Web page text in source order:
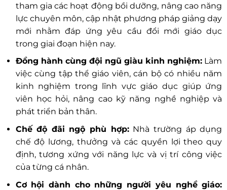
tham gia các hoạt động bồi dưỡng, nâng cao năng
lực chuyên môn, cập nhật phương pháp giảng dạy
mới nhằm đáp ứng yêu cầu đổi mới giáo dục
trong giai đoạn hiện nay.
Đồng hành cùng đội ngũ giàu kinh nghiệm: Làm
việc cùng tập thể giáo viên, cán bộ có nhiều năm
kinh nghiệm trong lĩnh vực giáo dục giúp ứng
viên học hỏi, nâng cao kỹ năng nghề nghiệp và
phát triển bản thân.
Chế độ đãi ngộ phù hợp:Nhà trường áp dụng
chế độ lương, thưởng và các quyền lợi theo quy
định, tương xứng với năng lực và vị trí công việc
của từng cá nhân.
Cơ hội dành cho những người yêu nghề giáo: